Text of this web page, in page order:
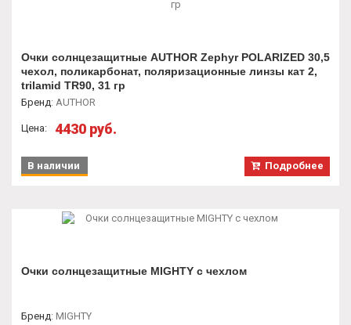
Очки солнцезащитные AUTHOR Zephyr POLARIZED 30,5
чехол, поликарбонат, поляризационные линзы кат 2,
trilamid TR90, 31 гр
Бренд: AUTHOR
Цена: 4430 руб.
Подробнее
В наличии
Очки солнцезащитные MIGHTY с чехлом
Бренд: MIGHTY